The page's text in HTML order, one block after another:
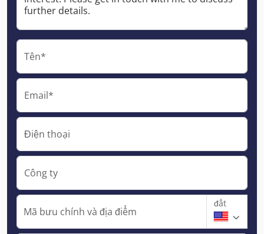
Tên*
Email*
Điện thoại
Công ty
Mã bưu chính và địa điểm
đất